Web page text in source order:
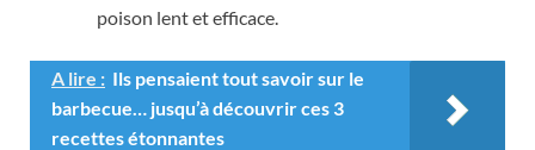
poison lent et efficace.
A lire : Ils pensaient tout savoir sur le
barbecue… jusqu’à découvrir ces 3
recettes étonnantes